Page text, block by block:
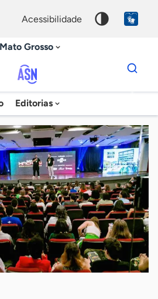
acessibilidade
Mato Grosso
Agência
Sebrae
de
Notícias
Editorias
Dados
para
chave